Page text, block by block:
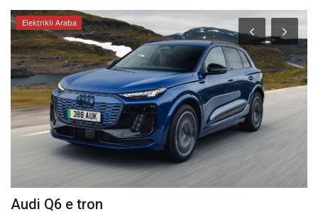
Elektrikli Araba
Audi Q6 e tron